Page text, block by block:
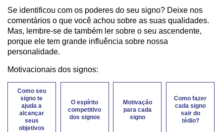
Se identificou com os poderes do seu signo? Deixe nos
comentários o que você achou sobre as suas qualidades.
Mas, lembre-se de também ler sobre o seu ascendente,
porque ele tem grande influência sobre nossa
personalidade.
Motivacionais dos signos:
Como seu
signo te
ajuda a
alcançar
seus
objetivos
O espírito
competitivo
dos signos
Motivação
para cada
signo
Como fazer
cada signo
sair do
tédio?